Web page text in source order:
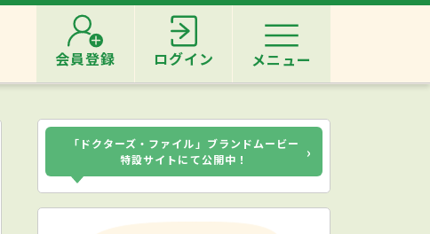
会員登録 ログイン メニュー
「ドクターズ・ファイル」ブランドムービー
特設サイトにて公開中！
›